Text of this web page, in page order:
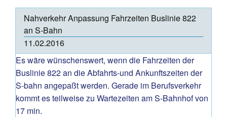
Nahverkehr Anpassung Fahrzeiten Buslinie 822
an S-Bahn
11.02.2016
Es wäre wünschenswert, wenn die Fahrzeiten der
Buslinie 822 an die Abfahrts-und Ankunftszeiten der
S-bahn angepaßt werden. Gerade im Berufsverkehr
kommt es teilweise zu Wartezeiten am S-Bahnhof von
17 min.